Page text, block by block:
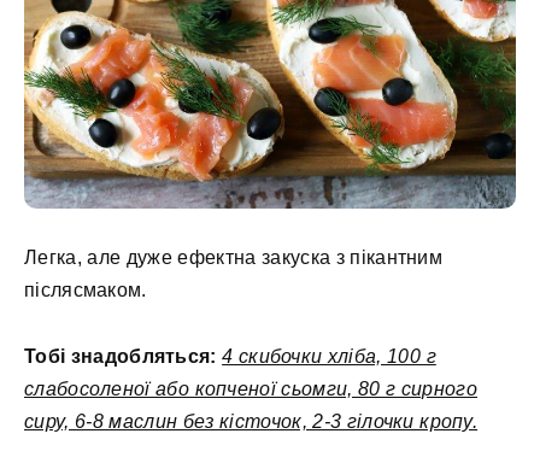
Легка, але дуже ефектна закуска з пікантним
післясмаком.
Тобі знадобляться: 4 скибочки хліба, 100 г
слабосоленої або копченої сьомги, 80 г сирного
сиру, 6-8 маслин без кісточок, 2-3 гілочки кропу.